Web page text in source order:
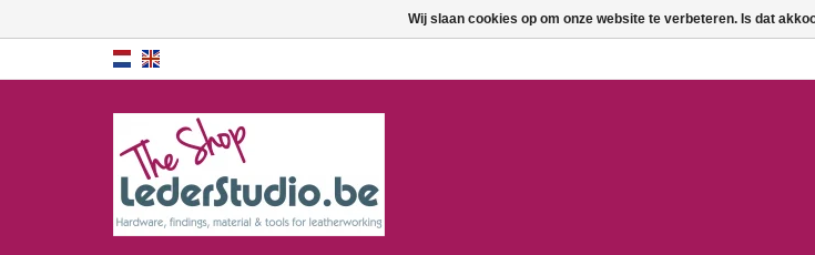
Wij slaan cookies op om onze website te verbeteren. Is dat